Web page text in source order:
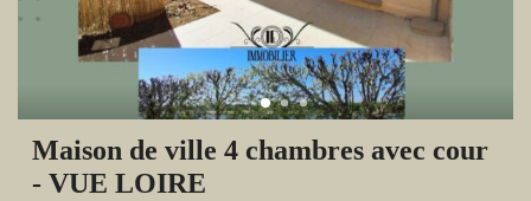
Maison de ville 4 chambres avec cour
- VUE LOIRE